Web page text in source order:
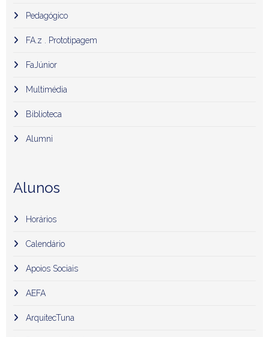
Pedagógico
FA.z . Prototipagem
FaJúnior
Multimédia
Biblioteca
Alumni
Alunos
Horários
Calendário
Apoios Sociais
AEFA
ArquitecTuna